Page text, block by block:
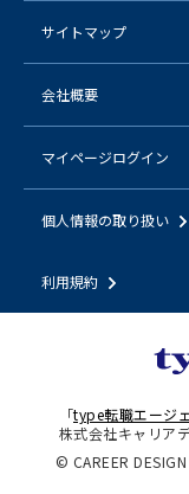
サイトマップ
会社概要
マイページログイン
個人情報の取り扱い
利用規約
「type転職エージ
株式会社キャリア
© CAREER